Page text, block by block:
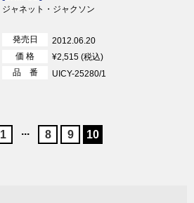
ジャネット・ジャクソン
発売日
2012.06.20
価 格
¥2,515 (税込)
品 番
UICY-25280/1
1 ... 8 9 10